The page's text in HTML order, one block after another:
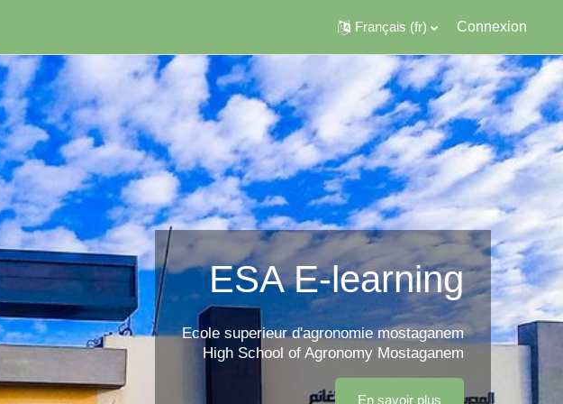
Français ‎(fr)‎ Connexion
ESA E-learning
Ecole superieur d'agronomie mostaganem
High School of Agronomy Mostaganem
En savoir plus